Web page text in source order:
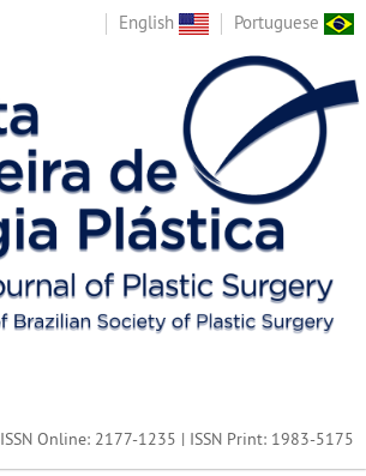
English Portuguese
ISSN Online: 2177-1235 | ISSN Print: 1983-5175